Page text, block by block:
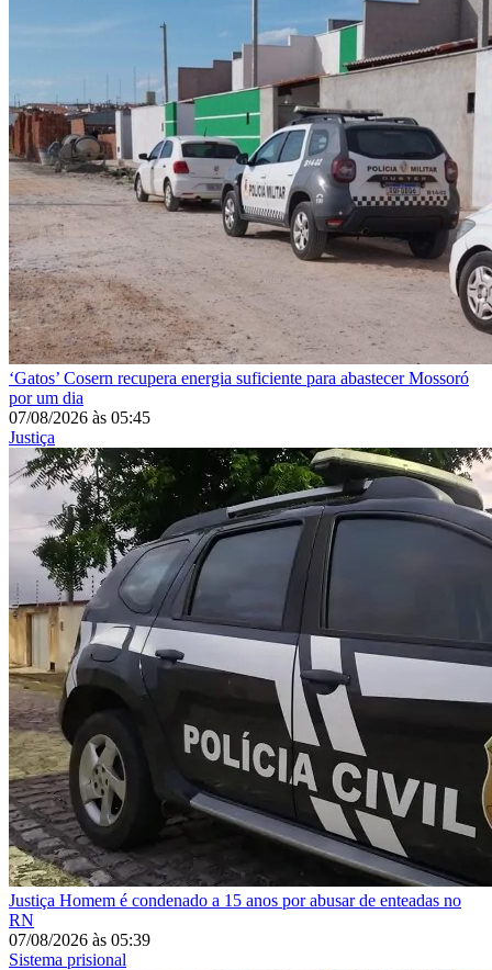
‘Gatos’ Cosern recupera energia suficiente para abastecer Mossoró
por um dia
07/08/2026 às 05:45
Justiça
Justiça Homem é condenado a 15 anos por abusar de enteadas no
RN
07/08/2026 às 05:39
Sistema prisional